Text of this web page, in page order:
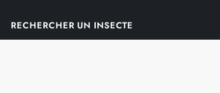
RECHERCHER UN INSECTE